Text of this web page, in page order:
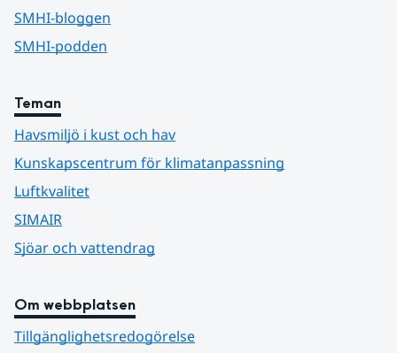
SMHI-bloggen
SMHI-podden
Teman
Havsmiljö i kust och hav
Kunskapscentrum för klimatanpassning
Luftkvalitet
SIMAIR
Sjöar och vattendrag
Om webbplatsen
Tillgänglighetsredogörelse